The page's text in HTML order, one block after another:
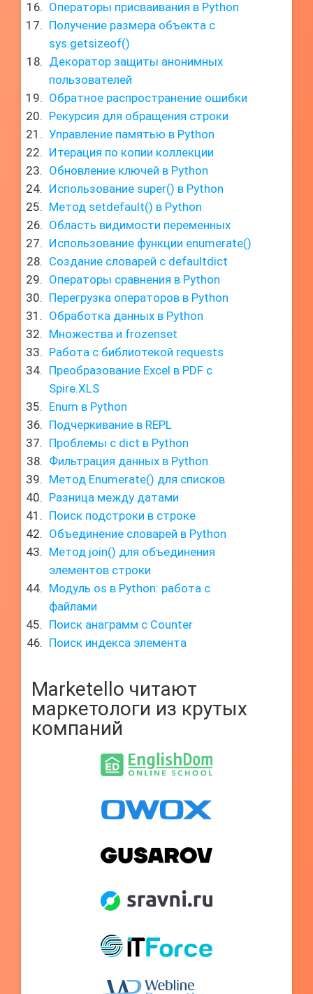
Операторы присваивания в Python
Получение размера объекта с
sys.getsizeof()
Декоратор защиты анонимных
пользователей
Обратное распространение ошибки
Рекурсия для обращения строки
Управление памятью в Python
Итерация по копии коллекции
Обновление ключей в Python
Использование super() в Python
Метод setdefault() в Python
Область видимости переменных
Использование функции enumerate()
Создание словарей с defaultdict
Операторы сравнения в Python
Перегрузка операторов в Python
Обработка данных в Python
Множества и frozenset
Работа с библиотекой requests
Преобразование Excel в PDF с
Spire.XLS
Enum в Python
Подчеркивание в REPL
Проблемы с dict в Python
Фильтрация данных в Python.
Метод Enumerate() для списков
Разница между датами
Поиск подстроки в строке
Объединение словарей в Python
Метод join() для объединения
элементов строки
Модуль os в Python: работа с
файлами
Поиск анаграмм с Counter
Поиск индекса элемента
Marketello читают
маркетологи из крутых
компаний